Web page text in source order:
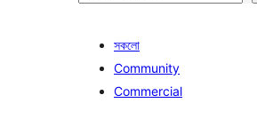
সকলো
Community
Commercial